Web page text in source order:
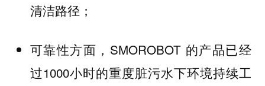
清洁路径；
可靠性方面，SMOROBOT 的产品已经
过1000小时的重度脏污水下环境持续工